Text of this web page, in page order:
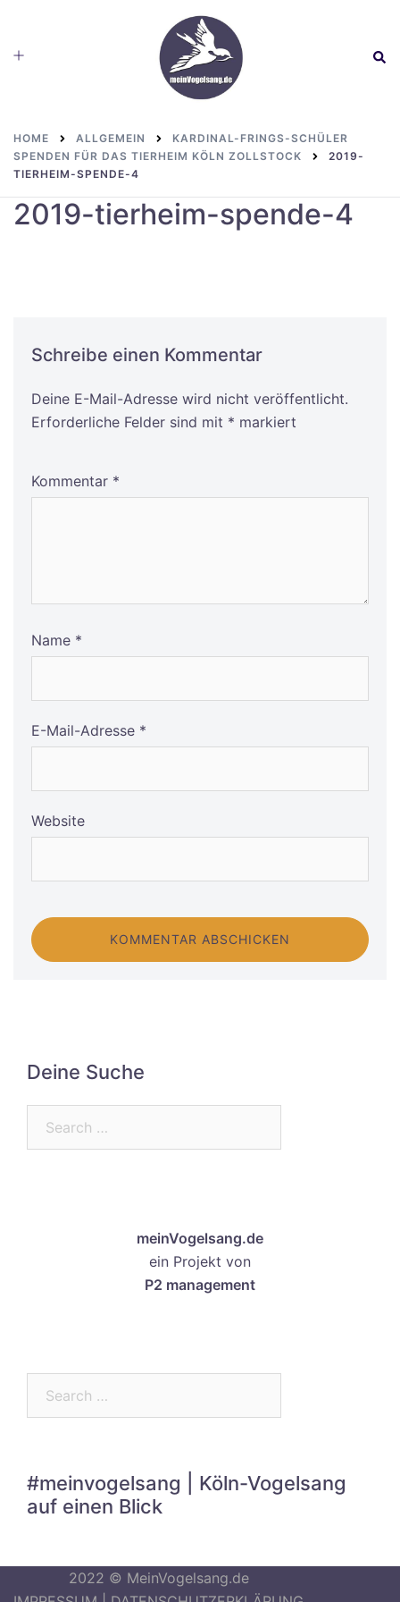
content
Toggle
HOME ALLGEMEIN
KARDINAL-FRINGS-SCHÜLER
SPENDEN FÜR DAS TIERHEIM KÖLN ZOLLSTOCK
2019-
TIERHEIM-SPENDE-4
2019-tierheim-spende-4
Schreibe einen Kommentar
Deine E-Mail-Adresse wird nicht veröffentlicht.
Erforderliche Felder sind mit * markiert
Kommentar *
Name *
E-Mail-Adresse *
Website
Alternative:
Deine Suche
meinVogelsang.de
ein Projekt von
P2 management
#meinvogelsang | Köln-Vogelsang
auf einen Blick
2022 © MeinVogelsang.de